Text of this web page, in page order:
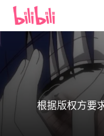
根据版权方要